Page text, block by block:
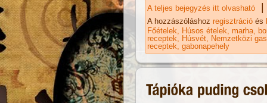
A teljes bejegyzés itt olvasható |
A hozzászóláshoz regisztráció és
Főételek
Húsos ételek marha
receptek
Húsvét
Nemzetközi
receptek gabonapehely